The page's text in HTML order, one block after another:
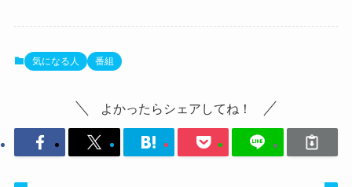
気になる人 番組
よかったらシェアしてね！